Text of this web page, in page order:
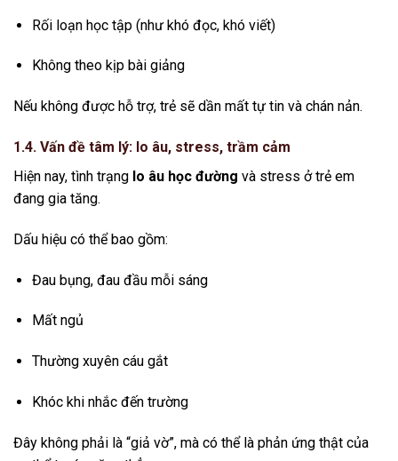
Rối loạn học tập (như khó đọc, khó viết)
Không theo kịp bài giảng
Nếu không được hỗ trợ, trẻ sẽ dần mất tự tin và chán nản.
1.4. Vấn đề tâm lý: lo âu, stress, trầm cảm
Hiện nay, tình trạng lo âu học đường và stress ở trẻ em
đang gia tăng.
Dấu hiệu có thể bao gồm:
Đau bụng, đau đầu mỗi sáng
Mất ngủ
Thường xuyên cáu gắt
Khóc khi nhắc đến trường
Đây không phải là “giả vờ”, mà có thể là phản ứng thật của